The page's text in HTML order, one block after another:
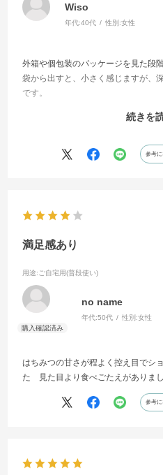
Wiso
年代:40代 性別:女性
外箱や個包装のパッケージを見た段
袋から出すと、小さく感じますが、
です。
最適な商品だと思いました。
自分にはちょっとしたご褒美に。
続きを
参考に
満足感あり
用途:ご自宅用(普段使い)
no name
年代:50代 性別:女性
はちみつの甘さが程よく控え目でシ
た 見た目より食べごたえがありま
参考に